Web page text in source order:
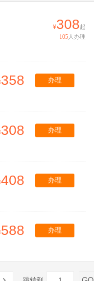
308起
105人办理
358 办理
308 办理
408 办理
588 办理